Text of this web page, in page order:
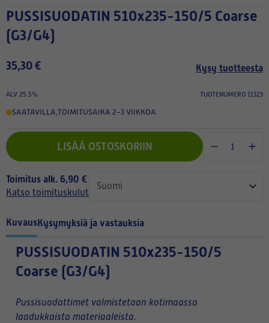
PUSSISUODATIN 510x235-150/5 Coarse
(G3/G4)
35,30 € Kysy tuotteesta
ALV 25.5% TUOTENUMERO 11323
SAATAVILLA TOIMITUSAIKA 2–3 VIIKKOA
LISÄÄ OSTOSKORIIN
Toimitus alk. 6,90 €
Katso toimituskulut
KuvausKysymyksiä ja vastauksia
PUSSISUODATIN 510x235-150/5
Coarse (G3/G4)
Pussisuodattimet valmistetaan kotimaassa
laadukkaista materiaaleista.